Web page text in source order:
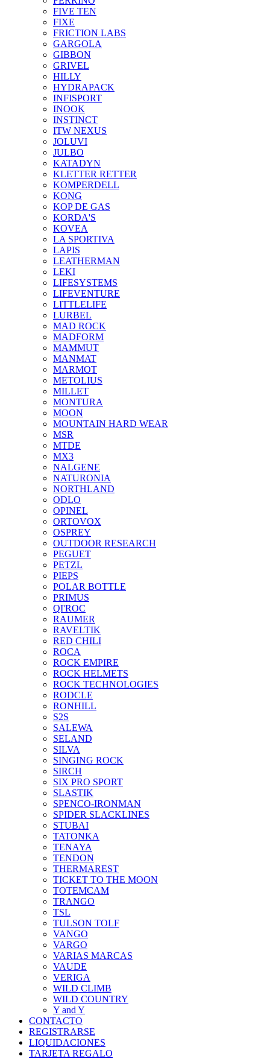
FIVE TEN
FIXE
FRICTION LABS
GARGOLA
GIBBON
GRIVEL
HILLY
HYDRAPACK
INFISPORT
INOOK
INSTINCT
ITW NEXUS
JOLUVI
JULBO
KATADYN
KLETTER RETTER
KOMPERDELL
KONG
KOP DE GAS
KORDA'S
KOVEA
LA SPORTIVA
LAPIS
LEATHERMAN
LEKI
LIFESYSTEMS
LIFEVENTURE
LITTLELIFE
LURBEL
MAD ROCK
MADFORM
MAMMUT
MANMAT
MARMOT
METOLIUS
MILLET
MONTURA
MOON
MOUNTAIN HARD WEAR
MSR
MTDE
MX3
NALGENE
NATURONIA
NORTHLAND
ODLO
OPINEL
ORTOVOX
OSPREY
OUTDOOR RESEARCH
PEGUET
PETZL
PIEPS
POLAR BOTTLE
PRIMUS
QI'ROC
RAUMER
RAVELTIK
RED CHILI
ROCA
ROCK EMPIRE
ROCK HELMETS
ROCK TECHNOLOGIES
RODCLE
RONHILL
S2S
SALEWA
SELAND
SILVA
SINGING ROCK
SIRCH
SIX PRO SPORT
SLASTIK
SPENCO-IRONMAN
SPIDER SLACKLINES
STUBAI
TATONKA
TENAYA
TENDON
THERMAREST
TICKET TO THE MOON
TOTEMCAM
TRANGO
TSL
TULSON TOLF
VANGO
VARGO
VARIAS MARCAS
VAUDE
VERIGA
WILD CLIMB
WILD COUNTRY
Y and Y
CONTACTO
REGISTRARSE
LIQUIDACIONES
TARJETA REGALO